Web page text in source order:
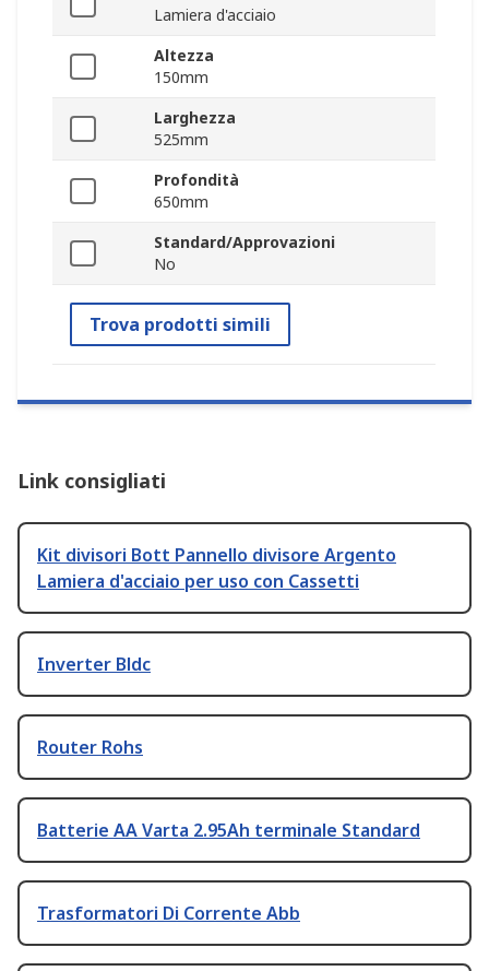
Lamiera d'acciaio
Altezza
150mm
Larghezza
525mm
Profondità
650mm
Standard/Approvazioni
No
Trova prodotti simili
Link consigliati
Kit divisori Bott Pannello divisore Argento
Lamiera d'acciaio per uso con Cassetti
Inverter Bldc
Router Rohs
Batterie AA Varta 2.95Ah terminale Standard
Trasformatori Di Corrente Abb